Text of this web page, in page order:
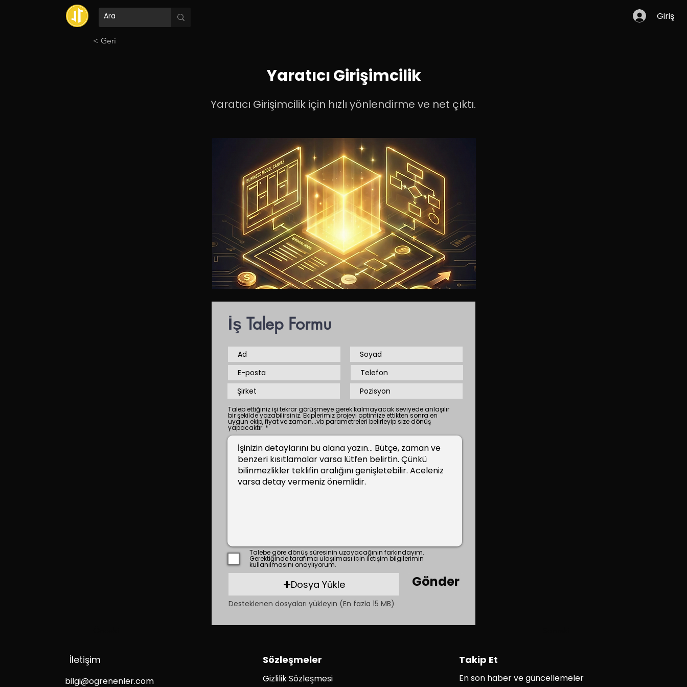
Giriş
< Geri
Yaratıcı Girişimcilik
Yaratıcı Girişimcilik için hızlı yönlendirme ve net çıktı.
İş Talep Formu
Talep ettiğiniz işi tekrar görüşmeye gerek kalmayacak seviyede anlaşılır
bir şekilde yazabilirsiniz. Ekiplerimiz projeyi optimize ettikten sonra en
uygun ekip, fiyat ve zaman...vb parametreleri belirleyip size dönüş
yapacaktır.
Talebe göre dönüş süresinin uzayacağının farkındayım.
Gerektiğinde tarafıma ulaşılması için iletişim bilgilerimin
kullanılmasını onaylıyorum.
Dosya Yükle
Desteklenen dosyaları yükleyin (En fazla 15 MB)
Gönder
İletişim
bilgi@ogrenenler.com
Sözleşmeler
Gizlilik Sözleşmesi
Takip Et
En son haber ve güncellemeler